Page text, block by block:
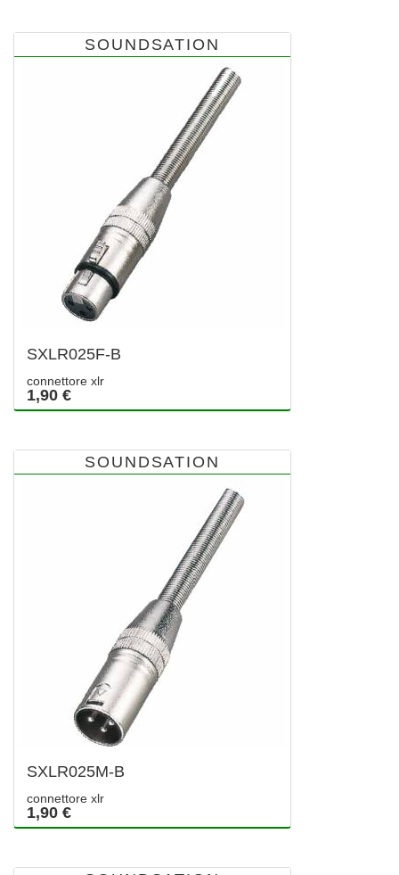
SOUNDSATION
SXLR025F-B
connettore xlr
1,90 €
SOUNDSATION
SXLR025M-B
connettore xlr
1,90 €